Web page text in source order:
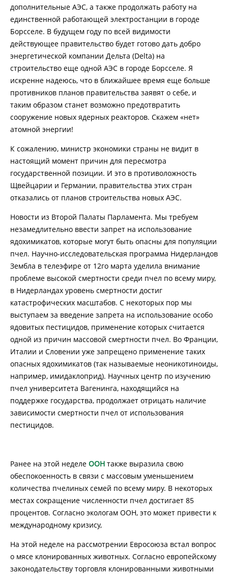
дополнительные АЭС, а также продолжать работу на
единственной работающей электростанции в городе
Борсселе. В будущем году по всей видимости
действующее правительство будет готово дать добро
энергетической компании Дельта (Delta) на
строительство еще одной АЭС в городе Борсселе. Я
искренне надеюсь, что в ближайшее время еще больше
противников планов правительства заявят о себе, и
таким образом станет возможно предотвратить
сооружение новых ядерных реакторов. Скажем «нет»
атомной энергии!
К сожалению, министр экономики страны не видит в
настоящий момент причин для пересмотра
государственной позиции. И это в противоложность
Щвейцарии и Германии, правительства этих стран
отказались от планов строительства новых АЭС.
Новости из Второй Палаты Парламента. Мы требуем
незамедлительно ввести запрет на использование
ядохимикатов, которые могут быть опасны для популяции
пчел. Научно-исследовательская программа Нидерландов
Зембла в телеэфире от 12го марта уделила внимание
проблеме высокой смертности среди пчел по всему миру,
в Нидерландах уровень смертности достиг
катастрофических масштабов. С некоторых пор мы
выступаем за введение запрета на использование особо
ядовитых пестицидов, применение которых считается
одной из причин массовой смертности пчел. Во Франции,
Италии и Словении уже запрещено применение таких
опасных ядохимикатов (так называемые неоникотиноиды,
например, имидаклоприд). Научных центр по изучению
пчел университета Вагенинга, находящийся на
поддержке государства, продолжает отрицать наличие
зависимости смертности пчел от использования
пестицидов.
Ранее на этой неделе ООН также выразила свою
обеспокоенность в связи с массовым уменьшением
количества пчелиных семей по всему миру. В некоторых
местах сокращение численности пчел достигает 85
процентов. Согласно экологам ООН, это может привести к
международному кризису,
На этой неделе на рассмотрении Евросоюза встал вопрос
о мясе клонированных животных. Согласно европейскому
законодательству торговля клонированными животными